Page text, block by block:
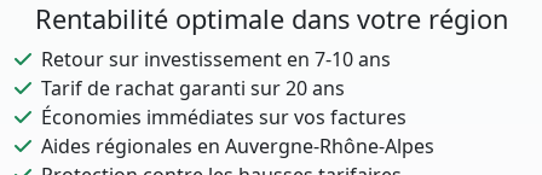
Rentabilité optimale dans votre région
Retour sur investissement en 7-10 ans
Tarif de rachat garanti sur 20 ans
Économies immédiates sur vos factures
Aides régionales en Auvergne-Rhône-Alpes